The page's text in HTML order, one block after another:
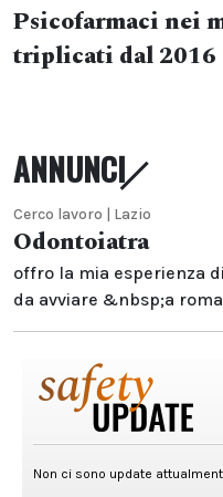
Psicofarmaci nei
triplicati dal 2016
ANNUNCI
Cerco lavoro | Lazio
Odontoiatra
offro la mia esperienza
da avviare &nbsp;a